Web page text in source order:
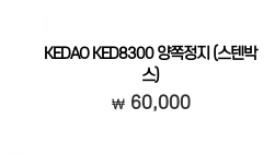
KEDAO KED8300 양쪽정지 (스텐박
스)
스텐레스케이스로 부식이 없고, 2밸브로
60,000